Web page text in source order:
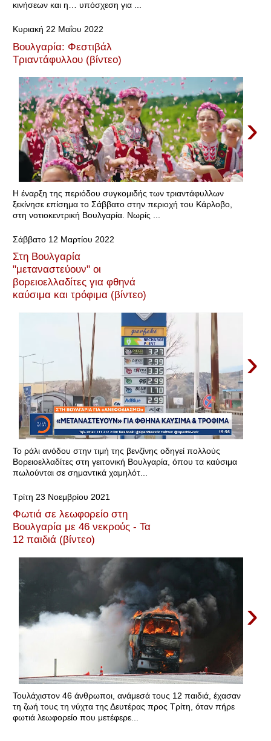
κινήσεων και η… υπόσχεση για ...
Κυριακή 22 Μαΐου 2022
Βουλγαρία: Φεστιβάλ
Τριαντάφυλλου (βίντεο)
›
Η έναρξη της περιόδου συγκομιδής των τριαντάφυλλων
ξεκίνησε επίσημα το Σάββατο στην περιοχή του Κάρλοβο,
στη νοτιοκεντρική Βουλγαρία. Νωρίς ...
Σάββατο 12 Μαρτίου 2022
Στη Βουλγαρία
"μεταναστεύουν" οι
βορειοελλαδίτες για φθηνά
καύσιμα και τρόφιμα (βίντεο)
›
Το ράλι ανόδου στην τιμή της βενζίνης οδηγεί πολλούς
Βορειοελλαδίτες στη γειτονική Βουλγαρία, όπου τα καύσιμα
πωλούνται σε σημαντικά χαμηλότ...
Τρίτη 23 Νοεμβρίου 2021
Φωτιά σε λεωφορείο στη
Βουλγαρία με 46 νεκρούς - Τα
12 παιδιά (βίντεο)
›
Τουλάχιστον 46 άνθρωποι, ανάμεσά τους 12 παιδιά, έχασαν
τη ζωή τους τη νύχτα της Δευτέρας προς Τρίτη, όταν πήρε
φωτιά λεωφορείο που μετέφερε...